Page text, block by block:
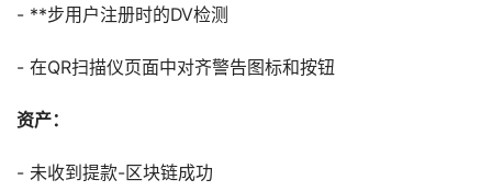
- **步用户注册时的DV检测
- 在QR扫描仪页面中对齐警告图标和按钮
资产：
- 未收到提款-区块链成功